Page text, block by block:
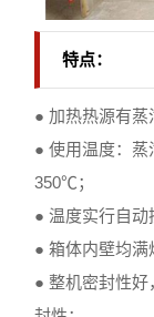
特点：
● 加热热源有蒸
● 使用温度：
350℃；
● 温度实行自动
● 箱体内壁均满
● 整机密封性